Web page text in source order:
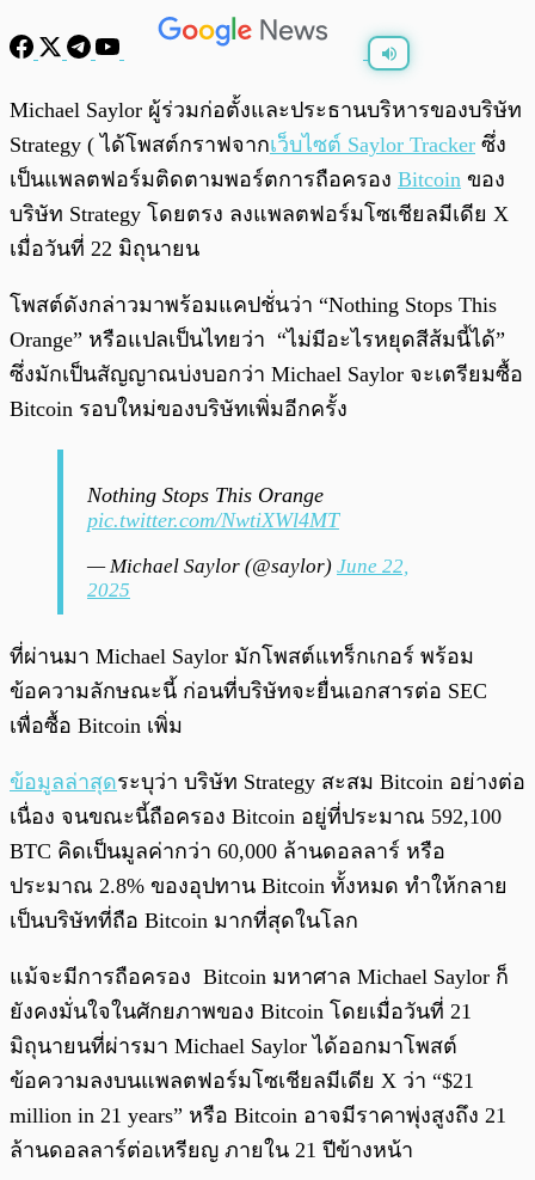
Michael Saylor ผู้ร่วมก่อตั้งและประธานบริหารของบริษัท
Strategy ( ได้โพสต์กราฟจากเว็บไซต์ Saylor Tracker ซึ่ง
เป็นแพลตฟอร์มติดตามพอร์ตการถือครอง Bitcoin ของ
บริษัท Strategy โดยตรง ลงแพลตฟอร์มโซเชียลมีเดีย X
เมื่อวันที่ 22 มิถุนายน
โพสต์ดังกล่าวมาพร้อมแคปชั่นว่า “Nothing Stops This
Orange” หรือแปลเป็นไทยว่า “ไม่มีอะไรหยุดสีส้มนี้ได้”
ซึ่งมักเป็นสัญญาณบ่งบอกว่า Michael Saylor จะเตรียมซื้อ
Bitcoin รอบใหม่ของบริษัทเพิ่มอีกครั้ง
Nothing Stops This Orange
pic.twitter.com/NwtiXWl4MT
— Michael Saylor (@saylor) June 22,
2025
ที่ผ่านมา Michael Saylor มักโพสต์แทร็กเกอร์ พร้อม
ข้อความลักษณะนี้ ก่อนที่บริษัทจะยื่นเอกสารต่อ SEC
เพื่อซื้อ Bitcoin เพิ่ม
ข้อมูลล่าสุดระบุว่า บริษัท Strategy สะสม Bitcoin อย่างต่อ
เนื่อง จนขณะนี้ถือครอง Bitcoin อยู่ที่ประมาณ 592,100
BTC คิดเป็นมูลค่ากว่า 60,000 ล้านดอลลาร์ หรือ
ประมาณ 2.8% ของอุปทาน Bitcoin ทั้งหมด ทำให้กลาย
เป็นบริษัทที่ถือ Bitcoin มากที่สุดในโลก
แม้จะมีการถือครอง Bitcoin มหาศาล Michael Saylor ก็
ยังคงมั่นใจในศักยภาพของ Bitcoin โดยเมื่อวันที่ 21
มิถุนายนที่ผ่ารมา Michael Saylor ได้ออกมาโพสต์
ข้อความลงบนแพลตฟอร์มโซเชียลมีเดีย X ว่า “$21
million in 21 years” หรือ Bitcoin อาจมีราคาพุ่งสูงถึง 21
ล้านดอลลาร์ต่อเหรียญ ภายใน 21 ปีข้างหน้า